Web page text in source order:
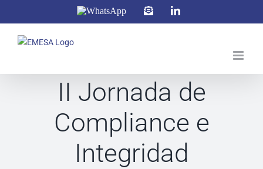
contenido
WhatsApp
CorreoLinkedIn
II Jornada de
Compliance e
Integridad